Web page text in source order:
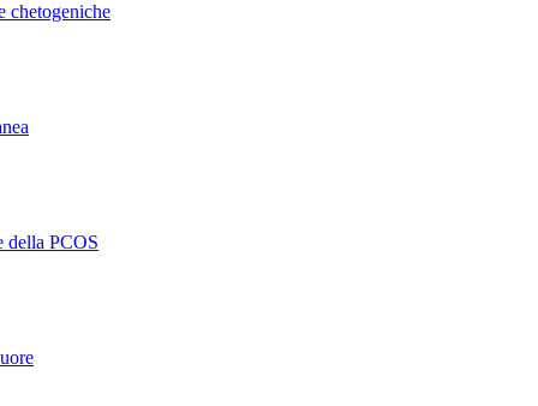
chetogeniche
della PCOS